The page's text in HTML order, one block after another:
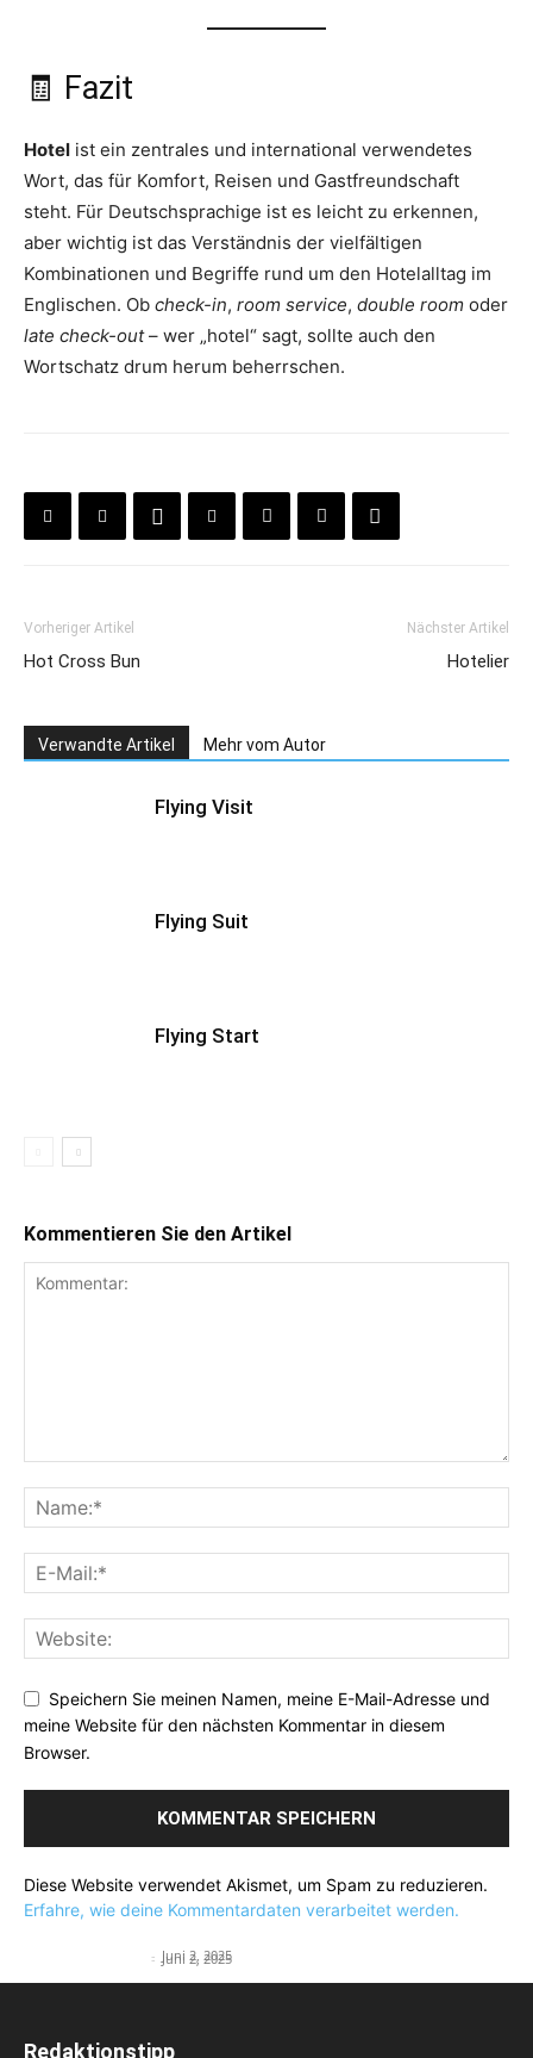
🧾 Fazit
Hotel ist ein zentrales und international verwendetes
Wort, das für Komfort, Reisen und Gastfreundschaft
steht. Für Deutschsprachige ist es leicht zu erkennen,
aber wichtig ist das Verständnis der vielfältigen
Kombinationen und Begriffe rund um den Hotelalltag im
Englischen. Ob check-in, room service, double room oder
late check-out– wer „hotel“ sagt, sollte auch den
Wortschatz drum herum beherrschen.
Vorheriger Artikel
Hot Cross Bun
Nächster Artikel
Hotelier
Verwandte Artikel Mehr vom Autor
Flying Visit
Flying Suit
Flying Start
Kommentieren Sie den Artikel
Speichern Sie meinen Namen, meine E-Mail-Adresse und
meine Website für den nächsten Kommentar in diesem
Browser.
Diese Website verwendet Akismet, um Spam zu reduzieren.
Erfahre, wie deine Kommentardaten verarbeitet werden.
Flying Visit
- Juni 2, 2025
- Juni 2, 2025
Redaktionstipp